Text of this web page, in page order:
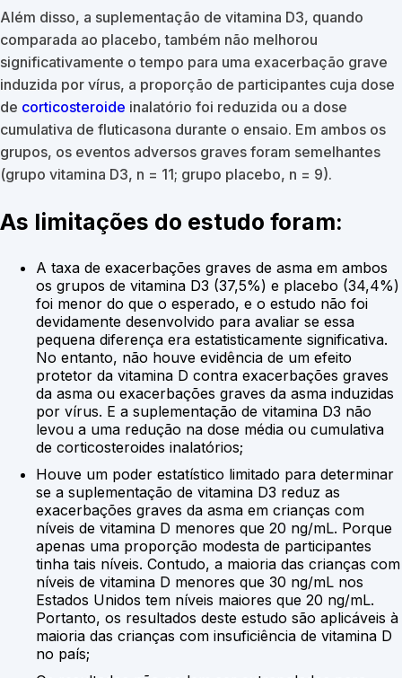
Além disso, a suplementação de vitamina D3, quando
comparada ao placebo, também não melhorou
significativamente o tempo para uma exacerbação grave
induzida por vírus, a proporção de participantes cuja dose
de corticosteroide inalatório foi reduzida ou a dose
cumulativa de fluticasona durante o ensaio. Em ambos os
grupos, os eventos adversos graves foram semelhantes
(grupo vitamina D3, n = 11; grupo placebo, n = 9).
As limitações do estudo foram:
A taxa de exacerbações graves de asma em ambos
os grupos de vitamina D3 (37,5%) e placebo (34,4%)
foi menor do que o esperado, e o estudo não foi
devidamente desenvolvido para avaliar se essa
pequena diferença era estatisticamente significativa.
No entanto, não houve evidência de um efeito
protetor da vitamina D contra exacerbações graves
da asma ou exacerbações graves da asma induzidas
por vírus. E a suplementação de vitamina D3 não
levou a uma redução na dose média ou cumulativa
de corticosteroides inalatórios;
Houve um poder estatístico limitado para determinar
se a suplementação de vitamina D3 reduz as
exacerbações graves da asma em crianças com
níveis de vitamina D menores que 20 ng/mL. Porque
apenas uma proporção modesta de participantes
tinha tais níveis. Contudo, a maioria das crianças com
níveis de vitamina D menores que 30 ng/mL nos
Estados Unidos tem níveis maiores que 20 ng/mL.
Portanto, os resultados deste estudo são aplicáveis à
maioria das crianças com insuficiência de vitamina D
no país;